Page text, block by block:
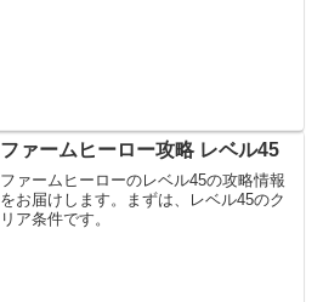
ファームヒーロー攻略 レベル45
ファームヒーローのレベル45の攻略情報
をお届けします。まずは、レベル45のク
リア条件です。